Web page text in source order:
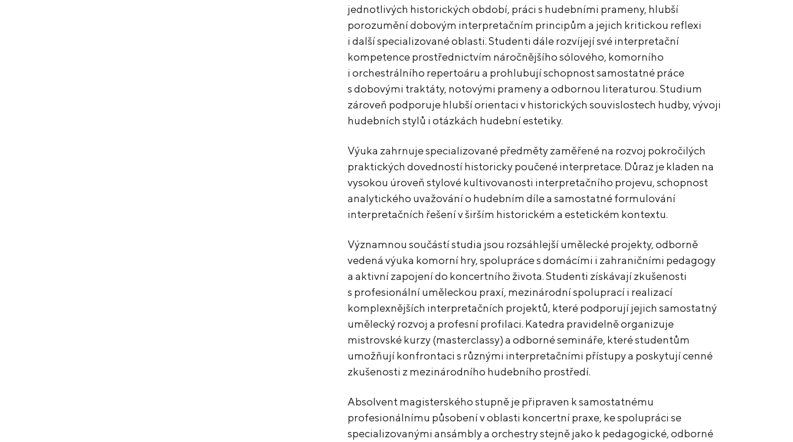
jednotlivých historických období, práci s hudebními prameny, hlubší
porozumění dobovým interpretačním principům a jejich kritickou reflexi
i další specializované oblasti. Studenti dále rozvíjejí své interpretační
kompetence prostřednictvím náročnějšího sólového, komorního
i orchestrálního repertoáru a prohlubují schopnost samostatné práce
s dobovými traktáty, notovými prameny a odbornou literaturou. Studium
zároveň podporuje hlubší orientaci v historických souvislostech hudby, vývoji
hudebních stylů i otázkách hudební estetiky.
Výuka zahrnuje specializované předměty zaměřené na rozvoj pokročilých
praktických dovedností historicky poučené interpretace. Důraz je kladen na
vysokou úroveň stylové kultivovanosti interpretačního projevu, schopnost
analytického uvažování o hudebním díle a samostatné formulování
interpretačních řešení v širším historickém a estetickém kontextu.
Významnou součástí studia jsou rozsáhlejší umělecké projekty, odborně
vedená výuka komorní hry, spolupráce s domácími i zahraničními pedagogy
a aktivní zapojení do koncertního života. Studenti získávají zkušenosti
s profesionální uměleckou praxí, mezinárodní spoluprací i realizací
komplexnějších interpretačních projektů, které podporují jejich samostatný
umělecký rozvoj a profesní profilaci. Katedra pravidelně organizuje
mistrovské kurzy (masterclassy) a odborné semináře, které studentům
umožňují konfrontaci s různými interpretačními přístupy a poskytují cenné
zkušenosti z mezinárodního hudebního prostředí.
Absolvent magisterského stupně je připraven k samostatnému
profesionálnímu působení v oblasti koncertní praxe, ke spolupráci se
specializovanými ansámbly a orchestry stejně jako k pedagogické, odborné